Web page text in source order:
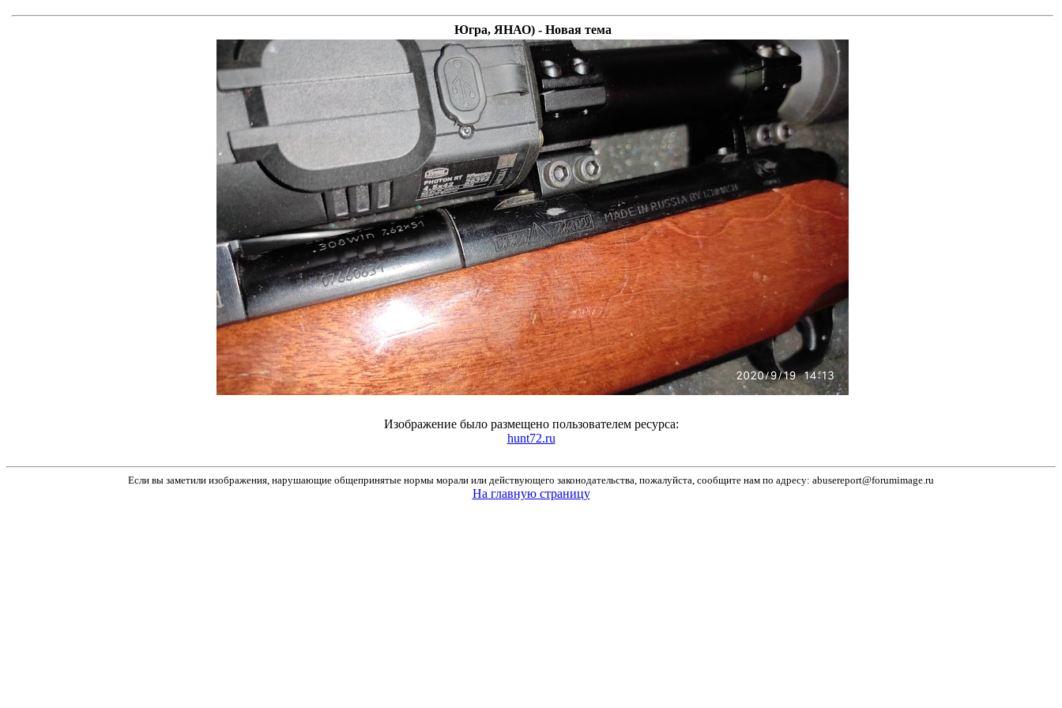
Югра, ЯНАО) - Новая тема
Изображение было размещено пользователем ресурса:
hunt72.ru
Если вы заметили изображения, нарушающие общепринятые нормы морали или действующего законодательства, пожалуйста, сообщите нам по адресу: abusereport@forumimage.ru
На главную страницу